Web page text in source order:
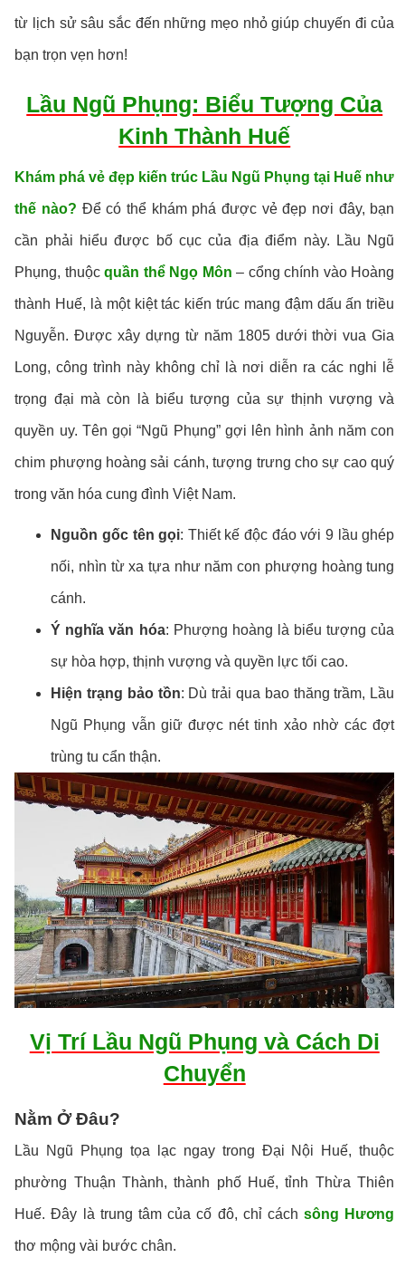
từ lịch sử sâu sắc đến những mẹo nhỏ giúp chuyến đi của
bạn trọn vẹn hơn!
Lầu Ngũ Phụng: Biểu Tượng Của
Kinh Thành Huế
Khám phá vẻ đẹp kiến trúc Lầu Ngũ Phụng tại Huế như
thế nào? Để có thể khám phá được vẻ đẹp nơi đây, bạn
cần phải hiểu được bố cục của địa điểm này. Lầu Ngũ
Phụng, thuộcquần thể Ngọ Môn – cổng chính vào Hoàng
thành Huế, là một kiệt tác kiến trúc mang đậm dấu ấn triều
Nguyễn. Được xây dựng từ năm 1805 dưới thời vua Gia
Long, công trình này không chỉ là nơi diễn ra các nghi lễ
trọng đại mà còn là biểu tượng của sự thịnh vượng và
quyền uy. Tên gọi “Ngũ Phụng” gợi lên hình ảnh năm con
chim phượng hoàng sải cánh, tượng trưng cho sự cao quý
trong văn hóa cung đình Việt Nam.
Nguồn gốc tên gọi: Thiết kế độc đáo với 9 lầu ghép
nối, nhìn từ xa tựa như năm con phượng hoàng tung
cánh.
Ý nghĩa văn hóa: Phượng hoàng là biểu tượng của
sự hòa hợp, thịnh vượng và quyền lực tối cao.
Hiện trạng bảo tồn: Dù trải qua bao thăng trầm, Lầu
Ngũ Phụng vẫn giữ được nét tinh xảo nhờ các đợt
trùng tu cẩn thận.
Vị Trí Lầu Ngũ Phụng và Cách Di
Chuyển
Nằm Ở Đâu?
Lầu Ngũ Phụng tọa lạc ngay trong Đại Nội Huế, thuộc
phường Thuận Thành, thành phố Huế, tỉnh Thừa Thiên
Huế. Đây là trung tâm của cố đô, chỉ cáchsông Hương
thơ mộng vài bước chân.